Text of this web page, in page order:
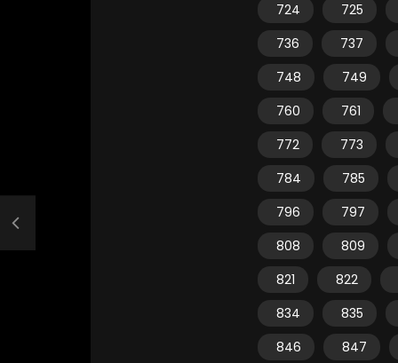
724
725
736
737
748
749
760
761
772
773
784
785
796
797
808
809
821
822
834
835
846
847